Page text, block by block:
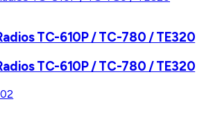
TC-610P / TC-780 / TE320
TC-610P / TC-780 / TE320